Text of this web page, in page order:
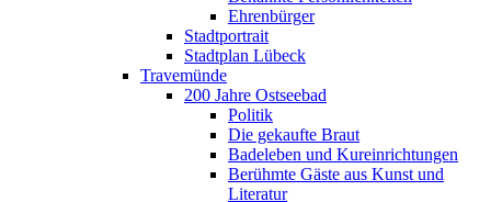
Ehrenbürger
Stadtportrait
Stadtplan Lübeck
Travemünde
200 Jahre Ostseebad
Politik
Die gekaufte Braut
Badeleben und Kureinrichtungen
Berühmte Gäste aus Kunst und
Literatur